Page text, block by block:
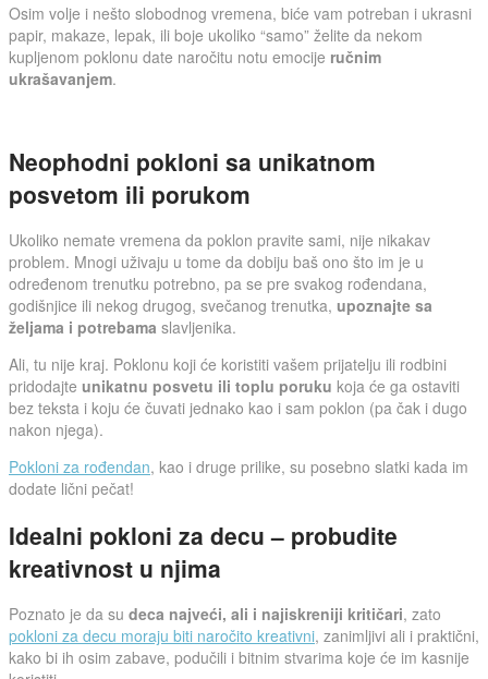
Osim volje i nešto slobodnog vremena, biće vam potreban i ukrasni
papir, makaze, lepak, ili boje ukoliko “samo” želite da nekom
kupljenom poklonu date naročitu notu emocije ručnim
ukrašavanjem.
Neophodni pokloni sa unikatnom
posvetom ili porukom
Ukoliko nemate vremena da poklon pravite sami, nije nikakav
problem. Mnogi uživaju u tome da dobiju baš ono što im je u
određenom trenutku potrebno, pa se pre svakog rođendana,
godišnjice ili nekog drugog, svečanog trenutka, upoznajte sa
željama i potrebama slavljenika.
Ali, tu nije kraj. Poklonu koji će koristiti vašem prijatelju ili rodbini
pridodajte unikatnu posvetu ili toplu poruku koja će ga ostaviti
bez teksta i koju će čuvati jednako kao i sam poklon (pa čak i dugo
nakon njega).
Pokloni za rođendan, kao i druge prilike, su posebno slatki kada im
dodate lični pečat!
Idealni pokloni za decu – probudite
kreativnost u njima
Poznato je da su deca najveći, ali i najiskreniji kritičari, zato
pokloni za decu moraju biti naročito kreativni, zanimljivi ali i praktični,
kako bi ih osim zabave, podučili i bitnim stvarima koje će im kasnije